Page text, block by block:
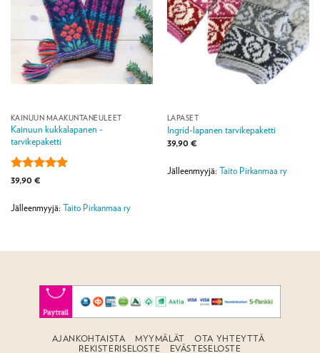
KAINUUN MAAKUNTANEULEET
Kainuun kukkalapanen -
tarvikepaketti
Arvostelu
/ 5
39,90 €
Jälleenmyyjä: Taito Pirkanmaa ry
LAPASET
Ingrid-lapanen tarvikepaketti
39,90 €
Jälleenmyyjä: Taito Pirkanmaa ry
AJANKOHTAISTA MYYMÄLÄT
OTA YHTEYTTÄ
REKISTERISELOSTE
EVÄSTESELOSTE